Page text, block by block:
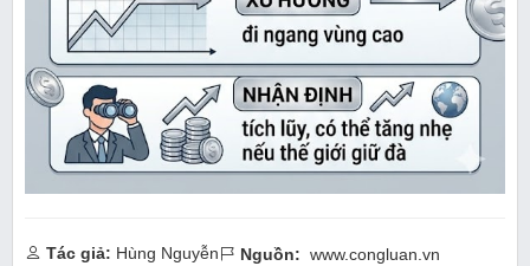
Tác giả: Hùng Nguyễn Nguồn: www.congluan.vn